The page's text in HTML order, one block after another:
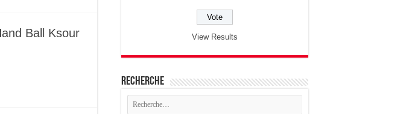
Ball Ksour
View Results
Recherche